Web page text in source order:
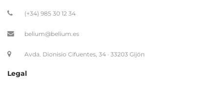
Proteccion de datos
Politica de cookies